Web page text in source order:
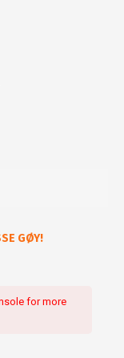
GØY!
for more